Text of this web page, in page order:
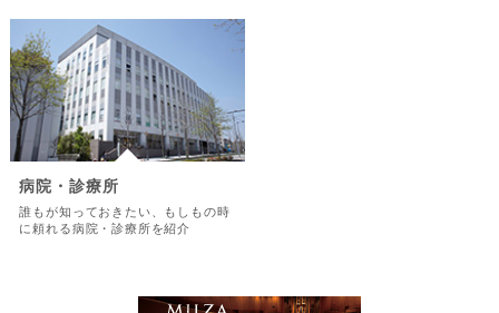
病院・診療所
誰もが知っておきたい、もしもの時
に頼れる病院・診療所を紹介